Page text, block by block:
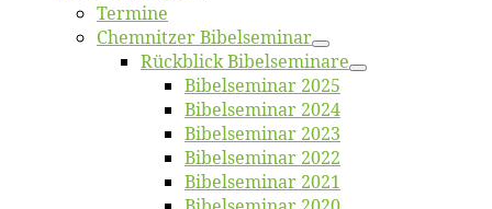
Ter­mi­ne
Chemnit­zer Bibelseminar
Rück­blick Bibelseminare
Bi­bel­se­mi­nar 2025
Bi­bel­se­mi­nar 2024
Bi­bel­se­mi­nar 2023
Bi­bel­se­mi­nar 2022
Bi­bel­se­mi­nar 2021